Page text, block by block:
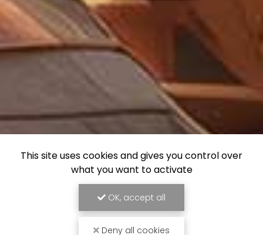
This site uses cookies and gives you control over
what you want to activate
OK, accept all
Deny all cookies